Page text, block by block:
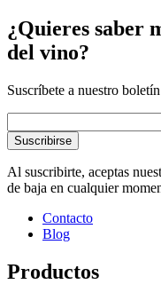
¿Quieres saber
del vino?
Suscríbete a nuestro
Suscribirse
Al suscribirte, aceptas
de baja en cualquier
Contacto
Blog
Productos